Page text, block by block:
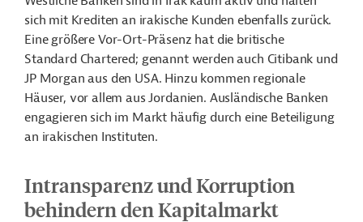
sich mit Krediten an irakische Kunden ebenfalls zurück.
Eine größere Vor-Ort-Präsenz hat die britische
Standard Chartered; genannt werden auch Citibank und
JP Morgan aus den USA. Hinzu kommen regionale
Häuser, vor allem aus Jordanien. Ausländische Banken
engagieren sich im Markt häufig durch eine Beteiligung
an irakischen Instituten.
Intransparenz und Korruption
behindern den Kapitalmarkt